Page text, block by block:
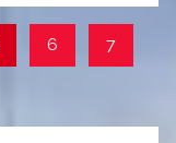
6 7